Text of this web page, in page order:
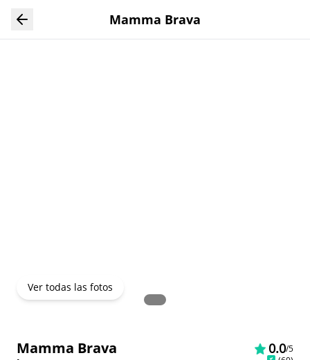
Mamma Brava
Ver todas las fotos
Mamma Brava 0.0/5